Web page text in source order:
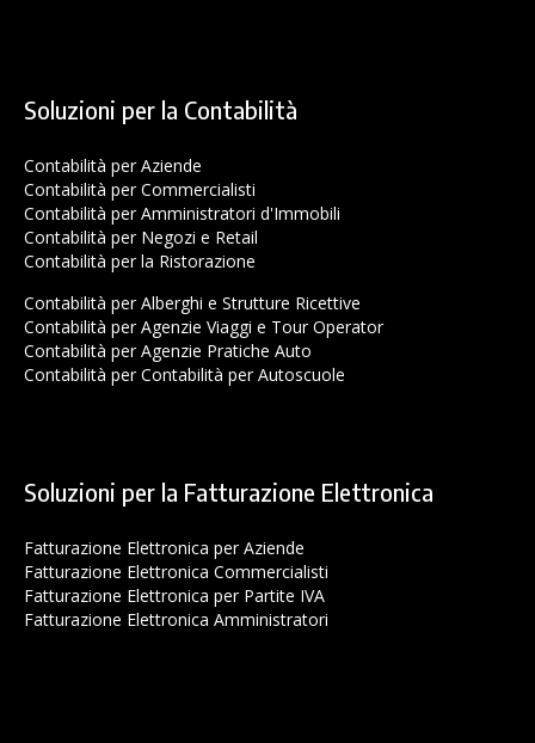
Soluzioni per la Contabilità
Contabilità per Aziende
Contabilità per Commercialisti
Contabilità per Amministratori d'Immobili
Contabilità per Negozi e Retail
Contabilità per la Ristorazione
Contabilità per Alberghi e Strutture Ricettive
Contabilità per Agenzie Viaggi e Tour Operator
Contabilità per Agenzie Pratiche Auto
Contabilità per Contabilità per Autoscuole
Soluzioni per la Fatturazione Elettronica
Fatturazione Elettronica per Aziende
Fatturazione Elettronica Commercialisti
Fatturazione Elettronica per Partite IVA
Fatturazione Elettronica Amministratori